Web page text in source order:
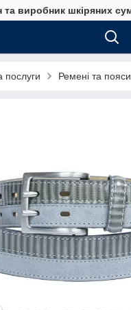
та виробник шкіряних
послуги Ремені та пояси